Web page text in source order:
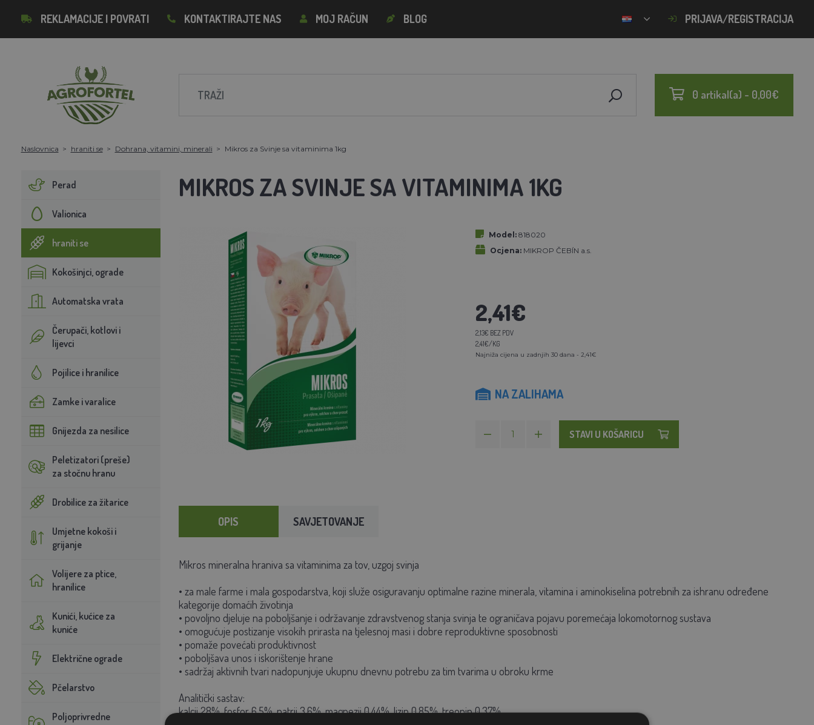
REKLAMACIJE I POVRATI KONTAKTIRAJTE NAS MOJ RAČUN BLOG PRIJAVA/REGISTRACIJA
0 artikal(a) - 0,00€
Naslovnica hraniti se Dohrana, vitamini, minerali Mikros za Svinje sa vitaminima 1kg
Perad
Valionica
hraniti se
Kokošinjci, ograde
Automatska vrata
Čerupači, kotlovi i
lijevci
Pojilice i hranilice
Zamke i varalice
Gnijezda za nesilice
Peletizatori (preše)
za stočnu hranu
Drobilice za žitarice
Umjetne kokoši i
grijanje
Volijere za ptice,
hranilice
Kunići, kućice za
kuniće
Električne ograde
Pčelarstvo
Poljoprivredne
MIKROS ZA SVINJE SA VITAMINIMA 1KG
Model: 818020
Ocjena: MIKROP ČEBÍN a.s.
2,41€
2,13€ BEZ PDV
2,41€/KG
Najniža cijena u zadnjih 30 dana - 2,41€
NA ZALIHAMA
STAVI U KOŠARICU
OPIS SAVJETOVANJE
Mikros mineralna hraniva sa vitaminima za tov, uzgoj svinja
• za male farme i mala gospodarstva, koji služe osiguravanju optimalne razine minerala, vitamina i aminokiselina potrebnih za ishranu određene
kategorije domaćih životinja
• povoljno djeluje na poboljšanje i održavanje zdravstvenog stanja svinja te ograničava pojavu poremećaja lokomotornog sustava
• omogućuje postizanje visokih prirasta na tjelesnoj masi i dobre reproduktivne sposobnosti
• pomaže povećati produktivnost
• poboljšava unos i iskorištenje hrane
• sadržaj aktivnih tvari nadopunjuje ukupnu dnevnu potrebu za tim tvarima u obroku krme
Analitički sastav:
kalcij 28%, fosfor 6,5%, natrij 3,6%, magnezij 0,44%, lizin 0,85%, treonin 0,37%